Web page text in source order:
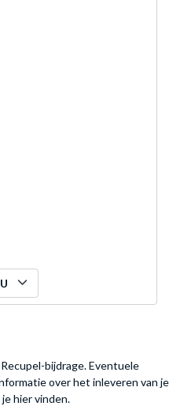
bijdrage. Eventuele
over het inleveren van je
hier vinden.